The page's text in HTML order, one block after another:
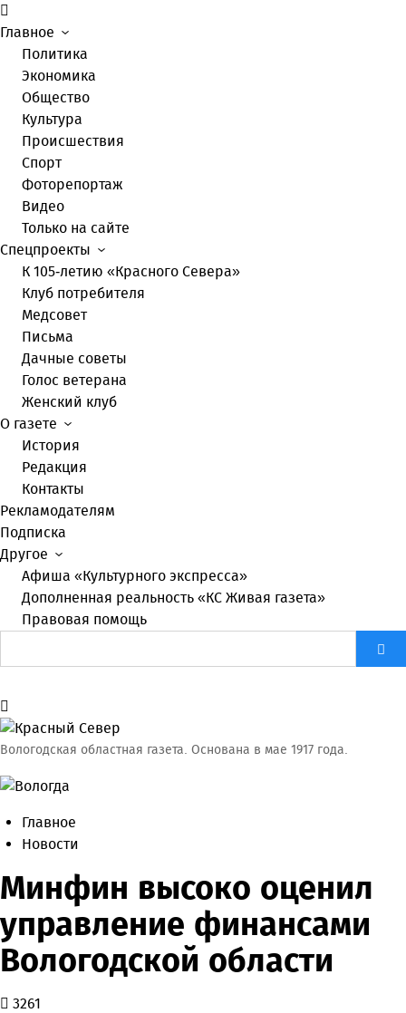
Главное
Политика
Экономика
Общество
Культура
Происшествия
Спорт
Фоторепортаж
Видео
Только на сайте
Спецпроекты
К 105-летию «Красного Севера»
Клуб потребителя
Медсовет
Письма
Дачные советы
Голос ветерана
Женский клуб
О газете
История
Редакция
Контакты
Рекламодателям
Подписка
Другое
Афиша «Культурного экспресса»
Дополненная реальность «КС Живая газета»
Правовая помощь
Вологодская областная газета. Основана в мае 1917 года.
Главное
Новости
Минфин высоко оценил
управление финансами
Вологодской области
3261